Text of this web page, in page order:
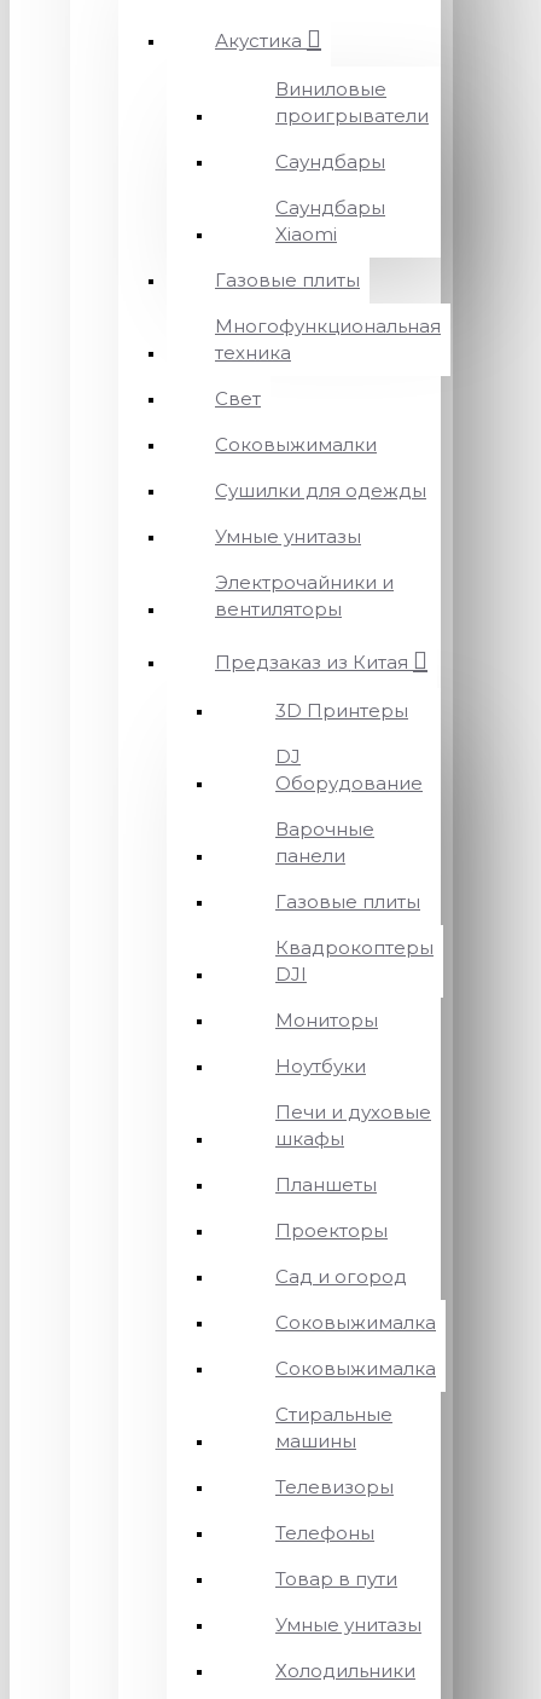
Акустика
Виниловые
проигрыватели
Саундбары
Саундбары
Xiaomi
Газовые плиты
Многофункциональная
техника
Свет
Соковыжималки
Сушилки для одежды
Умные унитазы
Электрочайники и
вентиляторы
Предзаказ из Китая
3D Принтеры
DJ
Оборудование
Варочные
панели
Газовые плиты
Квадрокоптеры
DJI
Мониторы
Ноутбуки
Печи и духовые
шкафы
Планшеты
Проекторы
Сад и огород
Соковыжималка
Соковыжималка
Стиральные
машины
Телевизоры
Телефоны
Товар в пути
Умные унитазы
Холодильники